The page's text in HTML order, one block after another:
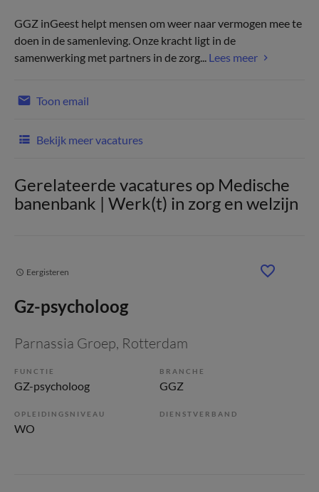
GGZ inGeest helpt mensen om weer naar vermogen mee te
doen in de samenleving. Onze kracht ligt in de
samenwerking met partners in de zorg... Lees meer
Toon email
Bekijk meer vacatures
Gerelateerde vacatures op Medische
banenbank | Werk(t) in zorg en welzijn
Eergisteren
Gz-psycholoog
Parnassia Groep, Rotterdam
FUNCTIE
GZ-psycholoog
BRANCHE
GGZ
OPLEIDINGSNIVEAU
WO
DIENSTVERBAND